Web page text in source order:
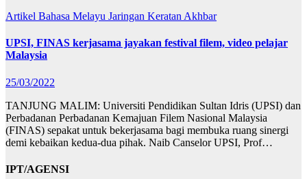
Artikel Bahasa Melayu Jaringan Keratan Akhbar
UPSI, FINAS kerjasama jayakan festival filem, video pelajar
Malaysia
25/03/2022
TANJUNG MALIM: Universiti Pendidikan Sultan Idris (UPSI) dan
Perbadanan Perbadanan Kemajuan Filem Nasional Malaysia
(FINAS) sepakat untuk bekerjasama bagi membuka ruang sinergi
demi kebaikan kedua-dua pihak. Naib Canselor UPSI, Prof…
IPT/AGENSI